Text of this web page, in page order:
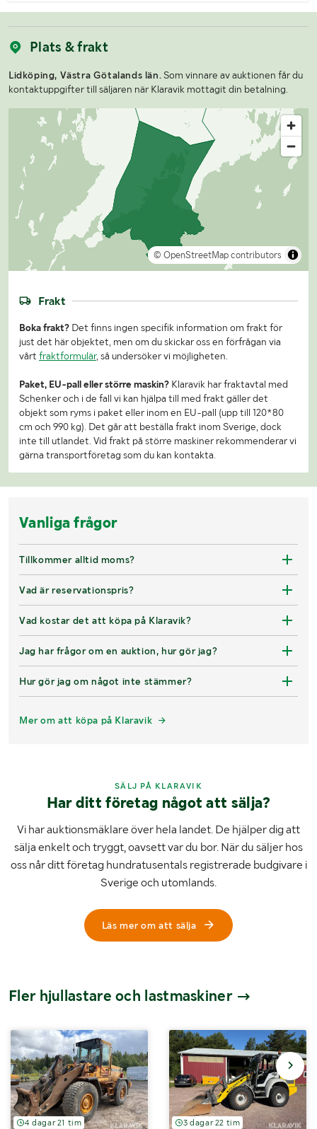
Plats & frakt
Lidköping, Västra Götalands län. Som vinnare av auktionen får du
kontaktuppgifter till säljaren när Klaravik mottagit din betalning.
© OpenStreetMap contributors
Frakt
Boka frakt? Det finns ingen specifik information om frakt för
just det här objektet, men om du skickar oss en förfrågan via
vårt fraktformulär, så undersöker vi möjligheten.
Paket, EU-pall eller större maskin? Klaravik har fraktavtal med
Schenker och i de fall vi kan hjälpa till med frakt gäller det
objekt som ryms i paket eller inom en EU-pall (upp till 120*80
cm och 990 kg). Det går att beställa frakt inom Sverige, dock
inte till utlandet. Vid frakt på större maskiner rekommenderar vi
gärna transportföretag som du kan kontakta.
Vanliga frågor
Tillkommer alltid moms?
Vad är reservationspris?
Vad kostar det att köpa på Klaravik?
Jag har frågor om en auktion, hur gör jag?
Hur gör jag om något inte stämmer?
Mer om att köpa på Klaravik
SÄLJ PÅ KLARAVIK
Har ditt företag något att sälja?
Vi har auktionsmäklare över hela landet. De hjälper dig att
sälja enkelt och tryggt, oavsett var du bor. När du säljer hos
oss når ditt företag hundratusentals registrerade budgivare i
Sverige och utomlands.
Läs mer om att sälja
Fler hjullastare och lastmaskiner
4 dagar 21 tim 3 dagar 22 tim